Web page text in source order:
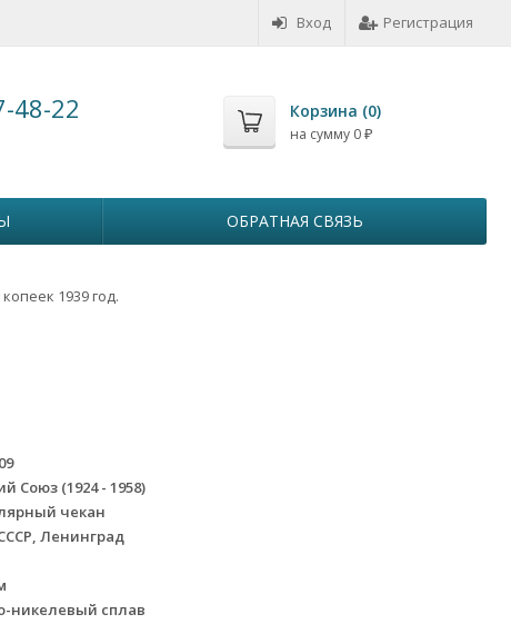
Вход Регистрация
48-22 Корзина (0)
на сумму 0 ₽
ОБРАТНАЯ СВЯЗЬ
1939 год.
Союз (1924 - 1958)
чекан
Ленинград
никелевый сплав